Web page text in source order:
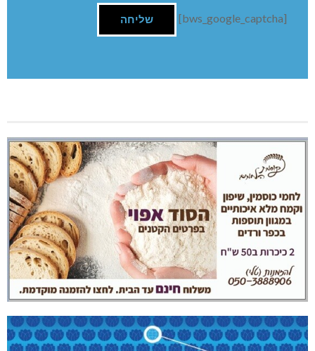
[bws_google_captcha]